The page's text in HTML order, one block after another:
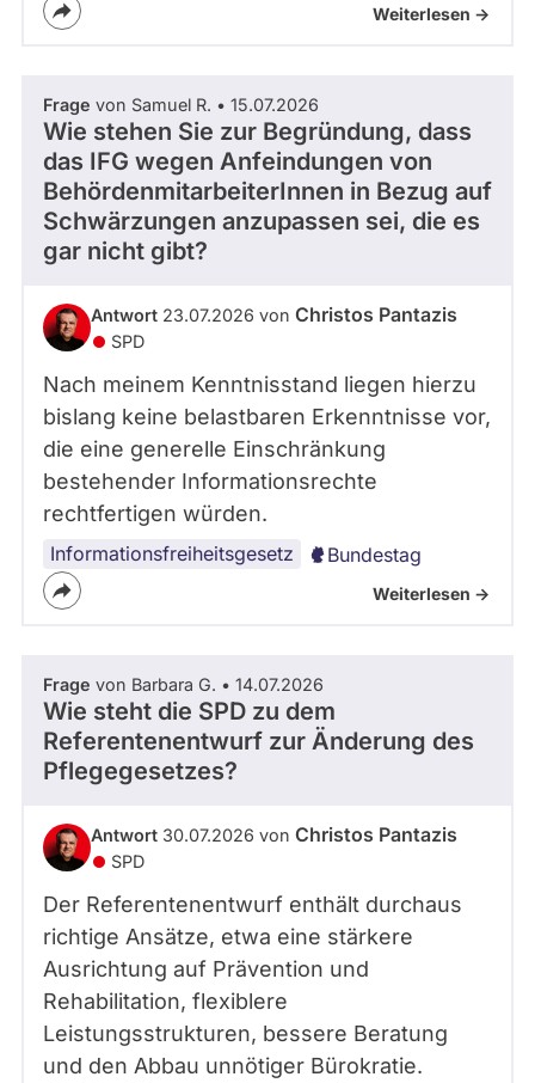
Weiterlesen ->
Frage von Samuel R. • 15.07.2026
Wie stehen Sie zur Begründung, dass
das IFG wegen Anfeindungen von
BehördenmitarbeiterInnen in Bezug auf
Schwärzungen anzupassen sei, die es
gar nicht gibt?
Antwort 23.07.2026 von Christos Pantazis
SPD
Nach meinem Kenntnisstand liegen hierzu
bislang keine belastbaren Erkenntnisse vor,
die eine generelle Einschränkung
bestehender Informationsrechte
rechtfertigen würden.
Informationsfreiheitsgesetz Bundestag
Weiterlesen ->
Frage von Barbara G. • 14.07.2026
Wie steht die SPD zu dem
Referentenentwurf zur Änderung des
Pflegegesetzes?
Antwort 30.07.2026 von Christos Pantazis
SPD
Der Referentenentwurf enthält durchaus
richtige Ansätze, etwa eine stärkere
Ausrichtung auf Prävention und
Rehabilitation, flexiblere
Leistungsstrukturen, bessere Beratung
und den Abbau unnötiger Bürokratie.